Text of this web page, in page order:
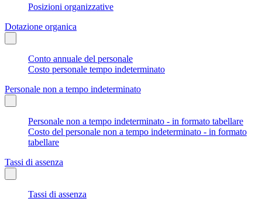
Posizioni organizzative
Dotazione organica
Conto annuale del personale
Costo personale tempo indeterminato
Personale non a tempo indeterminato
Personale non a tempo indeterminato - in formato tabellare
Costo del personale non a tempo indeterminato - in formato
tabellare
Tassi di assenza
Tassi di assenza